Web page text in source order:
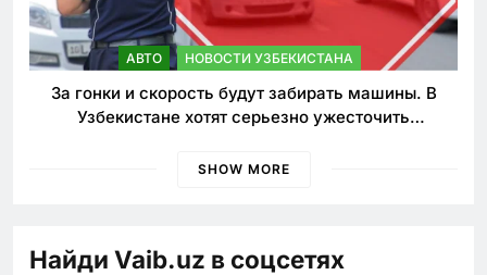
АВТО НОВОСТИ УЗБЕКИСТАНА
За гонки и скорость будут забирать машины. В
Узбекистане хотят серьезно ужесточить
SHOW MORE
Найди Vaib.uz в соцсетях